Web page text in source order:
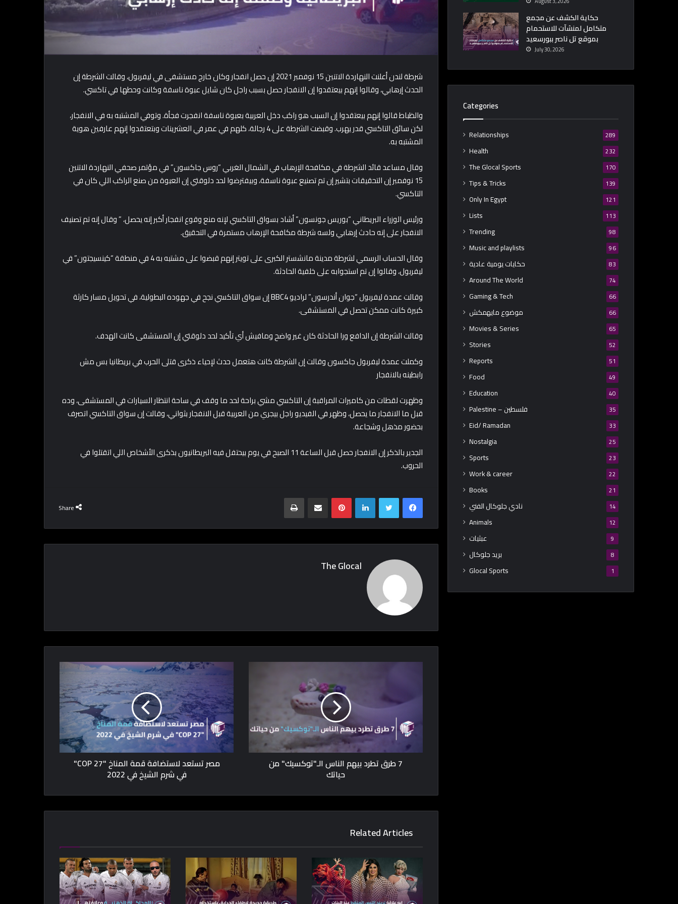
شرطة لندن أعلنت النهاردة الاتنين 15 نوفمبر 2021 إن حصل انفجار وكان خارج مستشفى في ليفربول، وقالت الشرطة إن
الحدث إرهابي، وقالوا إنهم بيعتقدوا إن الانفجار حصل بسبب راجل كان شايل عبوة ناسفة وكانت وحطها في تاكسي.
والظباط قالوا إنهم بيعتقدوا إن السبب هو راكب دخل العربية بعبوة ناسفة انفجرت فجأة. وتوفي المشتبه به في الانفجار،
لكن سائق التاكسي قدر يهرب. وقبضت الشرطة على 4 رجالة، كلهم في عمر في العشرينات وبتعتقدوا إنهم عارفين هوية
المشتبه به.
وقال مساعد قائد الشرطة في مكافحة الإرهاب في الشمال الغربي “روس جاكسون” في مؤتمر صحفي النهاردة الاتنين
15 نوفمبر إن التحقيقات بتشير إن تم تصنيع عبوة ناسفة، وبيفترضوا لحد دلوقتي إن العبوة من صنع الراكب اللي كان في
التاكسي.
ورئيس الوزراء البريطاني “بوريس جونسون” أشاد بسواق التاكسي لإنه منع وقوع انفجار أكبر إنه يحصل، ” وقال إنه تم تصنيف
الانفجار على إنه حادث إرهابي ولسه شرطة مكافحة الإرهاب مستمرة في التحقيق.
وقال الحساب الرسمي لشرطة مدينة مانشستر الكبرى على تويتر إنهم قبضوا على مشتبه به 4 في منطقة “كينسيجتون” في
ليفربول، وقالوا إن تم استجوابه على خلفية الحادثة.
وقالت عمدة ليفربول “جوان أندرسون” لراديو BBC4 إن سواق التاكسي نجح في جهوده البطولية، في تحويل مسار كارثة
كبيرة كانت ممكن تحصل في المستشفى.
وقالت الشرطة إن الدافع ورا الحادثة كان غير واضح ومافيش أي تأكيد لحد دلوقتي إن المستشفى كانت الهدف.
وكملت عمدة ليفربول جاكسون وقالت إن الشرطة كانت هتعمل حدث لإحياء ذكرى قتلى الحرب في بريطانيا بس مش
رابطينه بالانفجار
وظهرت لقطات من كاميرات المراقبة إن التاكسي مشي براحة لحد ما وقف في ساحة انتظار السيارات في المستشفى، وده
قبل ما الانفجار ما يحصل، وظهر في الفيديو راجل بيجري من العربية قبل الانفجار بثواني، وقالت إن سواق التاكسي اتصرف
بحضور مذهل وشجاعة.
الجدير بالذكر إن الانفجار حصل قبل الساعة 11 الصبح في يوم بيحتفل فيه البريطانيون بذكرى الأشخاص اللي اتقتلوا في
الحروب.
Share
Facebook
Twitter
LinkedIn
Pinterest
Print
The Glocal
مصر تستعد لاستضافة قمة المناخ "COP 27"
في شرم الشيخ في 2022
7 طرق تطرد بيهم الناس الـ"توكسيك" من
حياتك
Related Articles
حكاية الكشف عن مجمع
متكامل لمنشآت للاستحمام
بموقع تل ناصر ببورسعيد
July 30, 2026
Categories
Relationships 289
Health 232
The Glocal Sports 170
Tips & Tricks 139
Only In Egypt 121
Lists 113
Trending 98
Music and playlists 96
حكايات يومية عادية 83
Around The World 74
Gaming & Tech 66
موضوع مايهمكش 66
Movies & Series 65
Stories 52
Reports 51
Food 49
Education 40
Palestine – فلسطين 35
Eid/ Ramadan 33
Nostalgia 25
Sports 23
Work & career 22
Books 21
نادي جلوكال الفني 14
Animals 12
عبثيات 9
بريد جلوكال 8
Glocal Sports 1